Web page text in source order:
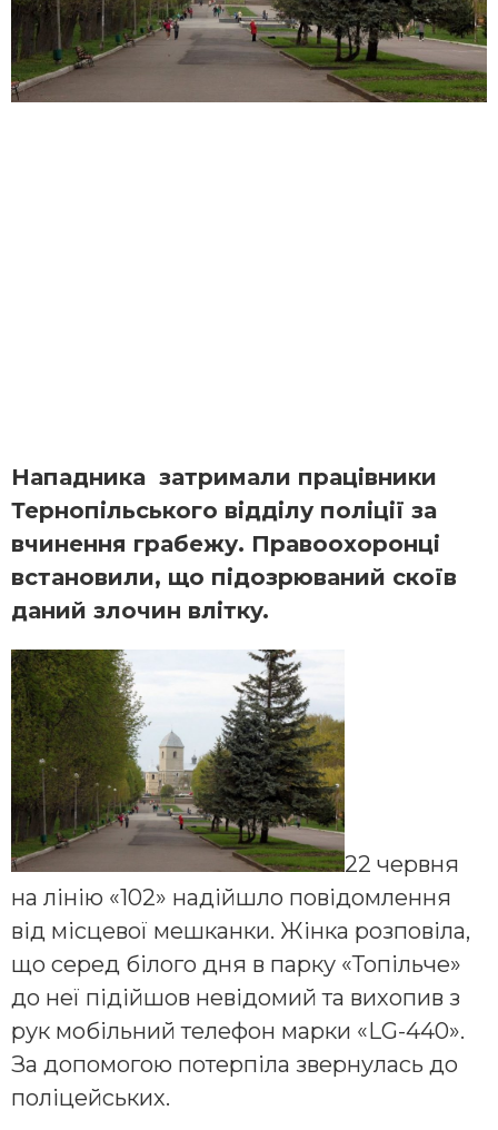
Нападника затримали працівники
Тернопільського відділу поліції за
вчинення грабежу. Правоохоронці
встановили, що підозрюваний скоїв
даний злочин вліткy.
22 червня
на лінію «102» надійшло повідомлення
від місцевої мешканки. Жінка розповіла,
що серед білого дня в парку «Топільче»
до неї підійшов невідомий та вихопив з
рук мобільний телефон марки «LG-440».
За допомогою потерпіла звернулась до
поліцейських.